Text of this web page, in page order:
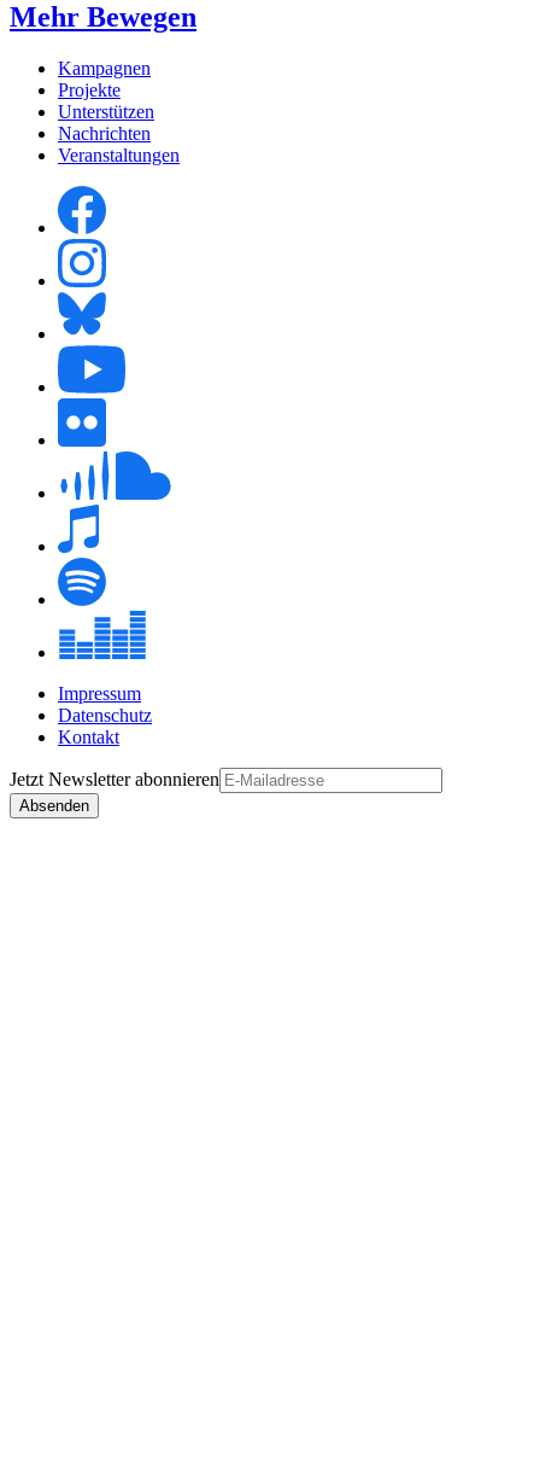
Mehr Bewegen
Kampagnen
Projekte
Unterstützen
Nachrichten
Veranstaltungen
Impressum
Datenschutz
Kontakt
Jetzt Newsletterabonnieren
Absenden